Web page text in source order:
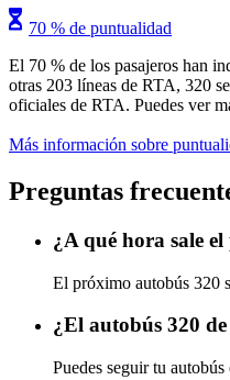
70 % de puntualidad
El 70 % de los pasajeros han
otras 203 líneas de RTA, 320
oficiales de RTA. Puedes ver
Más información sobre
Preguntas
¿A qué hora sale
El próximo autobús 320
¿El autobús 320
Puedes seguir tu